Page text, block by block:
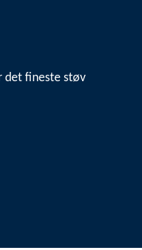
det fineste støv